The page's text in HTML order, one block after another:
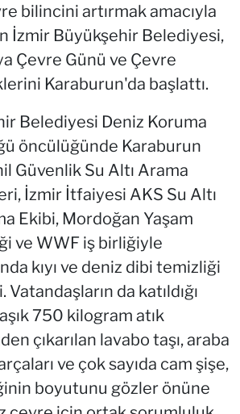
bilincini artırmak amacıyla
İzmir Büyükşehir Belediyesi,
Çevre Günü ve Çevre
Karaburun'da başlattı.
Belediyesi Deniz Koruma
öncülüğünde Karaburun
Güvenlik Su Altı Arama
İzmir İtfaiyesi AKS Su Altı
Ekibi, Mordoğan Yaşam
ve WWF iş birliğiyle
kıyı ve deniz dibi temizliği
da katıldığı
750 kilogram atık
çıkarılan lavabo taşı, araba
ve çok sayıda cam şişe,
boyutunu gözler önüne